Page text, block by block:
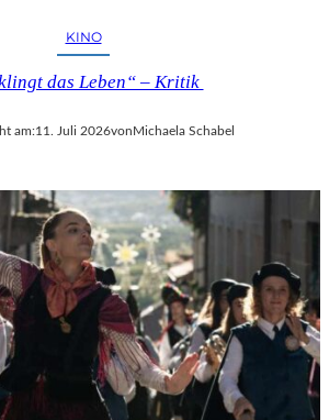
KINO
das Leben“ – Kritik
am:11. Juli 2026vonMichaela Schabel